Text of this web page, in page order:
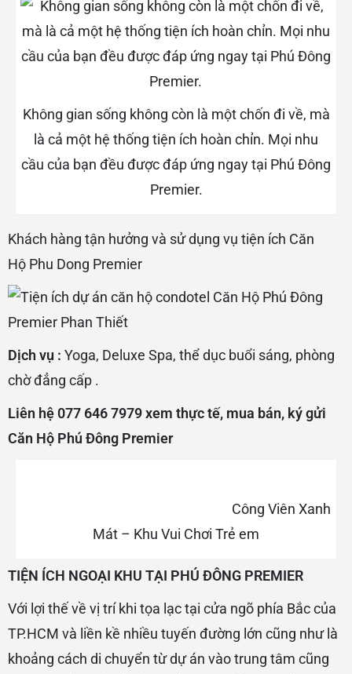
Không gian sống không còn là một chốn đi về, mà
là cả một hệ thống tiện ích hoàn chỉn. Mọi nhu
cầu của bạn đều được đáp ứng ngay tại Phú Đông
Premier.
Khách hàng tận hưởng và sử dụng vụ tiện ích Căn
Hộ Phu Dong Premier
Dịch vụ : Yoga, Deluxe Spa, thể dục buổi sáng, phòng
chờ đẳng cấp .
Liên hệ 077 646 7979 xem thực tế, mua bán, ký gửi
Căn Hộ Phú Đông Premier
Công Viên Xanh
Mát – Khu Vui Chơi Trẻ em
TIỆN ÍCH NGOẠI KHU TẠI PHÚ ĐÔNG PREMIER
Với lợi thế về vị trí khi tọa lạc tại cửa ngõ phía Bắc của
TP.HCM và liền kề nhiều tuyến đường lớn cũng như là
khoảng cách di chuyển từ dự án vào trung tâm cũng